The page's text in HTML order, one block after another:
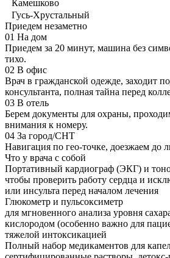
Камешково
Гусь-Хрустальный
Приедем незаметно
01 На дом
Приедем за 20 минут, машина без
тихо.
02 В офис
Врач в гражданской одежде, заходит
консультанта, полная тайна перед
03 В отель
Берем документы для охраны,
внимания к номеру.
04 За город/СНТ
Навигация по гео-точке, доезжаем до
Что у врача с собой
Портативный кардиограф (ЭКГ) и
чтобы проверить работу сердца и
или инсульта перед началом лечения
Глюкометр и пульсоксиметр
для мгновенного анализа уровня
кислородом (особенно важно для
тяжелой интоксикацией
Полный набор медикаментов для